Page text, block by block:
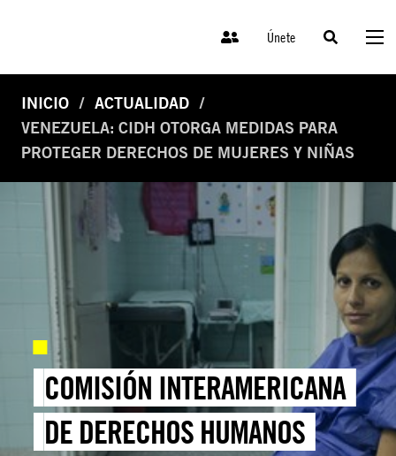
Únete
INICIO
ACTUALIDAD
VENEZUELA: CIDH OTORGA MEDIDAS PARA
PROTEGER DERECHOS DE MUJERES Y NIÑAS
COMISIÓN INTERAMERICANA
DE DERECHOS HUMANOS